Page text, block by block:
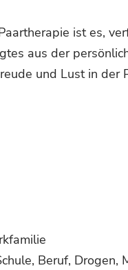
ist es,
aus der
und Lust in der
Beruf, Drogen,